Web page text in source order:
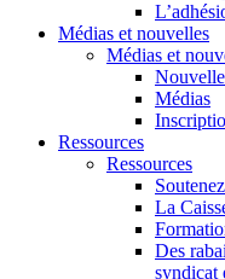
Médias et nouvelles
Médias et
Médias
Ressources
Ressources
La
Des
syndicat